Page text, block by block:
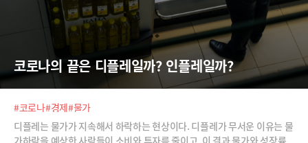
코로나의 끝은 디플레일까? 인플레일까?
#코로나#경제#물가
디플레는 물가가 지속해서 하락하는 현상이다. 디플레가 무서운 이유는 물
가하락을 예상한 사람들이 소비와 투자를 줄이고, 이 결과 물가와 성장률